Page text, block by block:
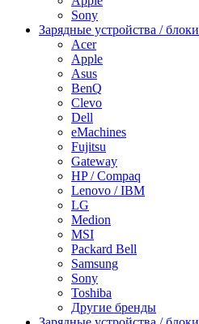
Sony
Зарядные устройства /
Acer
Apple
Asus
BenQ
Clevo
Dell
eMachines
Fujitsu
Gateway
HP / Compaq
Lenovo / IBM
LG
Medion
MSI
Packard Bell
Samsung
Sony
Toshiba
Другие бренды